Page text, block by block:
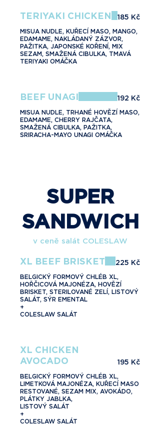
TERIYAKI CHICKEN
MISUA NUDLE, KUŘECÍ MASO, MANGO,
EDAMAME, NAKLÁDANÝ ZÁZVOR,
PAŽITKA, JAPONSKÉ KOŘENÍ, MIX
SEZAM, SMAŽENÁ CIBULKA, TMAVÁ
TERIYAKI OMÁČKA
185 Kč
BEEF UNAGI
MISUA NUDLE, TRHANÉ HOVĚZÍ MASO,
EDAMAME, CHERRY RAJČATA,
SMAŽENÁ CIBULKA, PAŽITKA,
SRIRACHA-MAYO UNAGI OMÁČKA
192 Kč
SUPER
SANDWICH
v ceně salát COLESLAW
XL BEEF BRISKET
BELGICKÝ FORMOVÝ CHLÉB XL,
HOŘČICOVÁ MAJONÉZA, HOVĚZÍ
BRISKET, STERILOVANÉ ZELÍ, LISTOVÝ
SALÁT, SÝR EMENTAL
+
COLESLAW SALÁT
225 Kč
XL CHICKEN
AVOCADO
BELGICKÝ FORMOVÝ CHLÉB XL,
LIMETKOVÁ MAJONÉZA, KUŘECÍ MASO
RESTOVANÉ, SEZAM MIX, AVOKÁDO,
PLÁTKY JABLKA,
LISTOVÝ SALÁT
+
COLESLAW SALÁT
195 Kč